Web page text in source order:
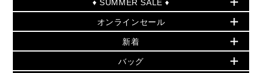
♦ SUMMER SALE ♦
セールおすすめアイテム
▶ ウィメンズ
バッグ
オンラインセール
PRODUCT OF THE MONTH - 今月の特別価格
再値下げアイテム
新着
夏のスタイル
バッグ